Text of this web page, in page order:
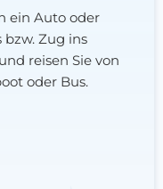
ein Auto oder
Zug ins
reisen Sie von
oder Bus.